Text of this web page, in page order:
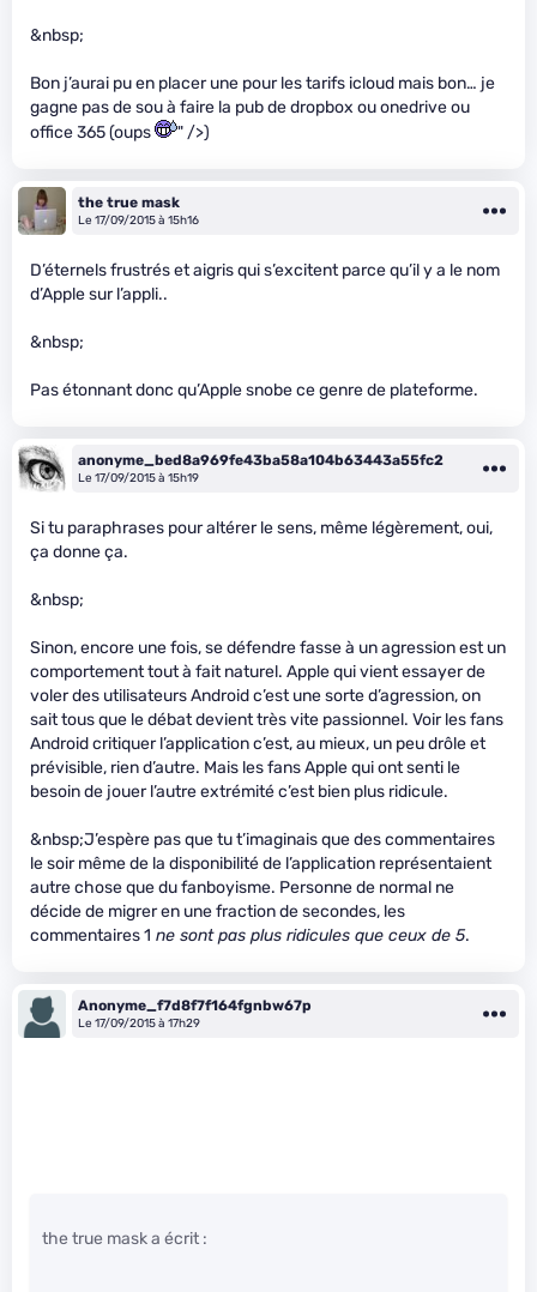
&nbsp;
Bon j’aurai pu en placer une pour les tarifs icloud mais bon… je
gagne pas de sou à faire la pub de dropbox ou onedrive ou
office 365 (oups
" />)
the true mask
Le 17/09/2015 à 15h16
D’éternels frustrés et aigris qui s’excitent parce qu’il y a le nom
d’Apple sur l’appli..
&nbsp;
Pas étonnant donc qu’Apple snobe ce genre de plateforme.
anonyme_bed8a969fe43ba58a104b63443a55fc2
Le 17/09/2015 à 15h19
Si tu paraphrases pour altérer le sens, même légèrement, oui,
ça donne ça.
&nbsp;
Sinon, encore une fois, se défendre fasse à un agression est un
comportement tout à fait naturel. Apple qui vient essayer de
voler des utilisateurs Android c’est une sorte d’agression, on
sait tous que le débat devient très vite passionnel. Voir les fans
Android critiquer l’application c’est, au mieux, un peu drôle et
prévisible, rien d’autre. Mais les fans Apple qui ont senti le
besoin de jouer l’autre extrémité c’est bien plus ridicule.
&nbsp;J’espère pas que tu t’imaginais que des commentaires
le soir même de la disponibilité de l’application représentaient
autre chose que du fanboyisme. Personne de normal ne
décide de migrer en une fraction de secondes, les
commentaires 1 ne sont pas plus ridicules que ceux de 5.
Anonyme_f7d8f7f164fgnbw67p
Le 17/09/2015 à 17h29
the true mask a écrit :